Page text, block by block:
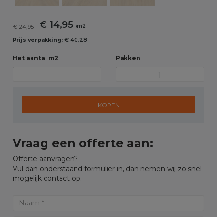
€ 24,95 € 14,95/m2
Prijs verpakking: € 40,28
Het aantal m2 Pakken
KOPEN
Vraag een offerte aan:
Offerte aanvragen?
Vul dan onderstaand formulier in, dan nemen wij zo snel
mogelijk contact op.